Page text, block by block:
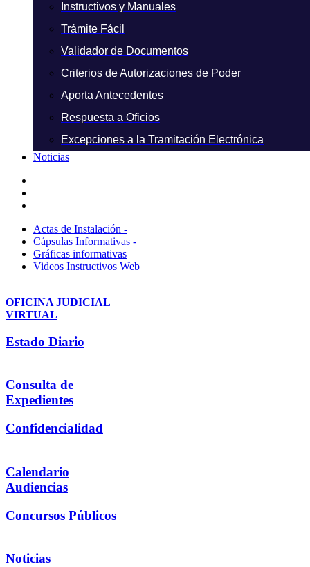
Instructivos y Manuales
Trámite Fácil
Validador de Documentos
Criterios de Autorizaciones de Poder
Aporta Antecedentes
Respuesta a Oficios
Excepciones a la Tramitación Electrónica
Noticias
Actas de Instalación -
Cápsulas Informativas -
Gráficas informativas
Videos Instructivos Web
OFICINA JUDICIAL
VIRTUAL
Estado Diario
Consulta de
Expedientes
Confidencialidad
Calendario
Audiencias
Concursos Públicos
Noticias